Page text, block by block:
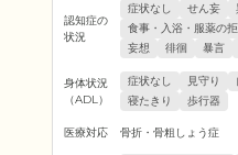
認知症の
状況
症状なし せん妄
食事・入浴・服薬の
妄想
徘徊 暴言
身体状況
（ADL）
症状なし 見守り
寝たきり
歩行器
医療対応 骨折・骨粗しょう症